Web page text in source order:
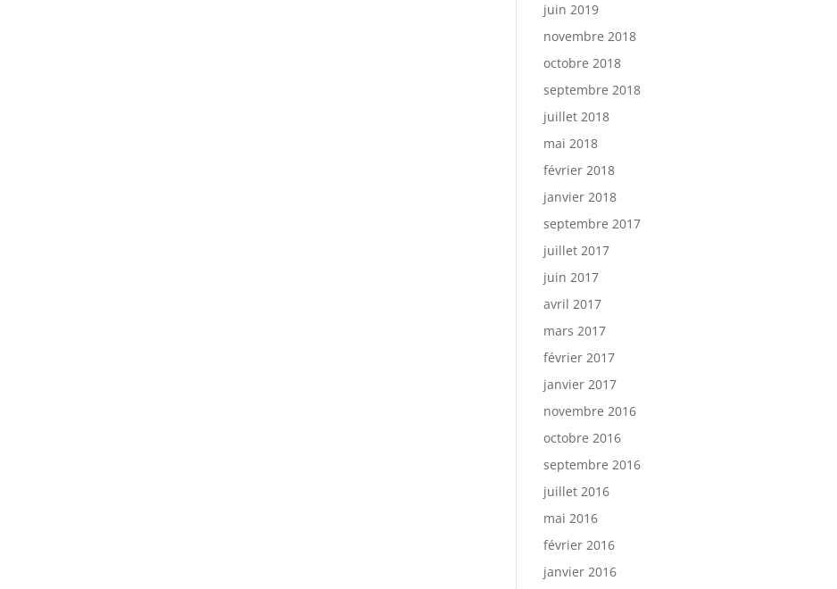
juin 2019
novembre 2018
octobre 2018
septembre 2018
juillet 2018
mai 2018
février 2018
janvier 2018
septembre 2017
juillet 2017
juin 2017
avril 2017
mars 2017
février 2017
janvier 2017
novembre 2016
octobre 2016
septembre 2016
juillet 2016
mai 2016
février 2016
janvier 2016